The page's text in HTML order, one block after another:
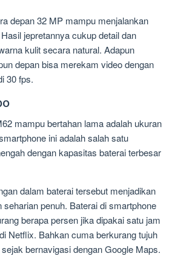
depan 32 MP mampu menjalankan
jepretannya cukup detail dan
kulit secara natural. Adapun
depan bisa merekam video dengan
30 fps.
mampu bertahan lama adalah ukuran
ini adalah salah satu
dengan kapasitas baterai terbesar
dalam baterai tersebut menjadikan
seharian penuh. Baterai di smartphone
berapa persen jika dipakai satu jam
Netflix. Bahkan cuma berkurang tujuh
bernavigasi dengan Google Maps.